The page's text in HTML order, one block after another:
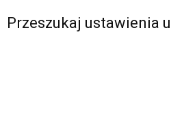
Przeszukaj ustawienia